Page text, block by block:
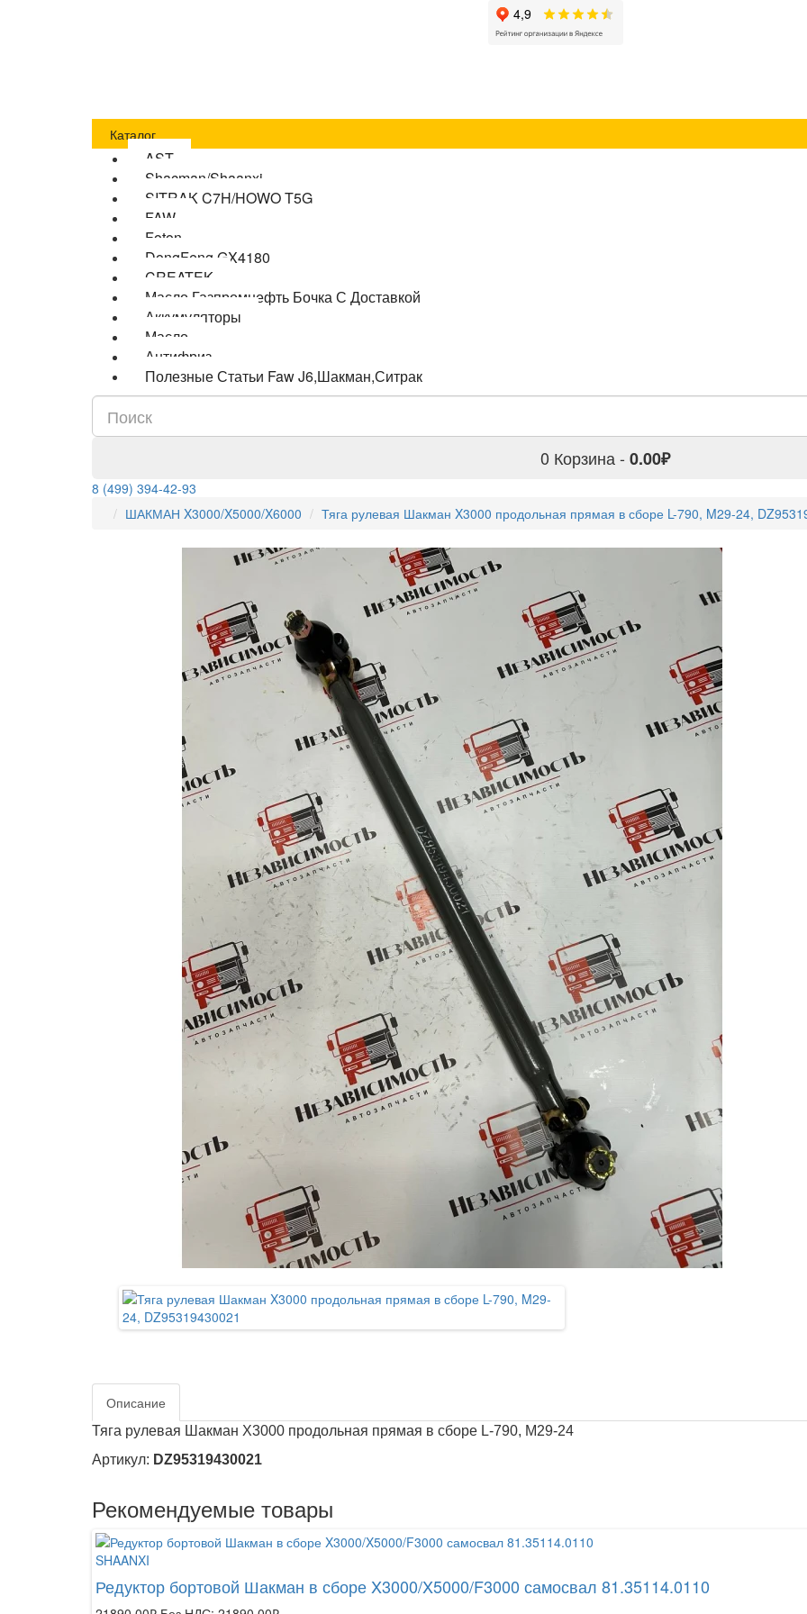
Каталог
AST
Shacman/Shaanxi
SITRAK C7H/HOWO T5G
FAW
Foton
DongFeng GX4180
CREATEK
Масло Газпромнефть Бочка С Доставкой
Аккумуляторы
Масло
Антифриз
Полезные Статьи Faw J6,Шакман,Ситрак
0 Корзина - 0.00₽
8 (499) 394-42-93
ШАКМАН X3000/X5000/X6000
Тяга рулевая Шакман X3000 продольная прямая в сборе L-790, M29-24,
Тяга
790, M29-
Артикул:DZ95319430021
Модель:DZ95319430021
Описание
Тяга рулевая Шакман X3000 продольная прямая в сборе L-790, M29-24
Артикул: DZ95319430021
Рекомендуемые товары
SHAANXI
Редуктор бортовой Шакман в сборе X3000/X5000/F3000 самосвал 81.35114.0110